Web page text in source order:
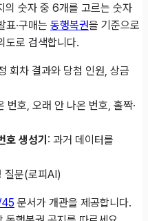
의 숫자 중 6개를 고르는 숫자
표·구매는 동행복권을 기준으로
도로 검색합니다.
회차 결과와 당첨 인원, 상금
번호, 오래 안 나온 번호, 홀짝·
호 생성기 : 과거 데이터를
질문(로피AI)
문서가 개관을 제공합니다.